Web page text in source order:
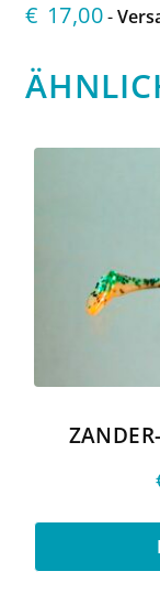
€ 17,00-